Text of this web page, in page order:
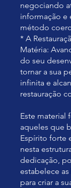
negociando
informação e
método
* A
Matéria:
do seu
tornar a sua
infinita e
restauração
Este material
aqueles que
Espírito forte
nesta
dedicação,
estabelece as
para criar a